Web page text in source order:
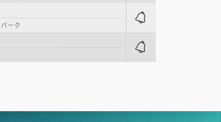
ーク